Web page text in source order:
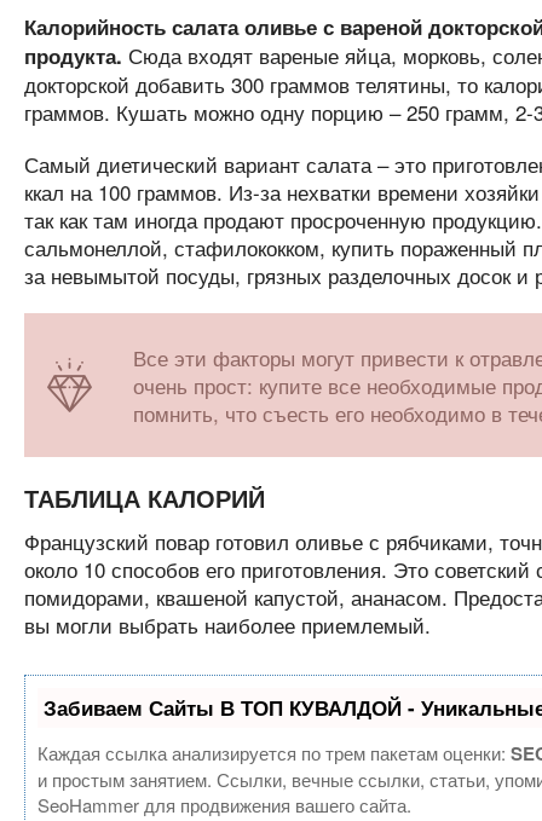
Калорийность салата оливье с вареной
продукта. Сюда входят вареные яйца, морковь,
докторской добавить 300 граммов телятины, то
граммов. Кушать можно одну порцию – 250 грамм, 2-
Самый диетический вариант салата – это
ккал на 100 граммов. Из-за нехватки времени
так как там иногда продают просроченную
сальмонеллой, стафилококком, купить пораженный
за невымытой посуды, грязных разделочных досок и
Все эти факторы могут привести к
очень прост: купите все необходимые
помнить, что съесть его необходимо в
ТАБЛИЦА КАЛОРИЙ
Французский повар готовил оливье с рябчиками,
около 10 способов его приготовления. Это
помидорами, квашеной капустой, ананасом.
вы могли выбрать наиболее приемлемый.
Забиваем Сайты В ТОП КУВАЛДОЙ - Уникальные
Каждая ссылка анализируется по трем пакетам оценки:
и простым занятием. Ссылки, вечные ссылки, статьи,
SeoHammer для продвижения вашего сайта.